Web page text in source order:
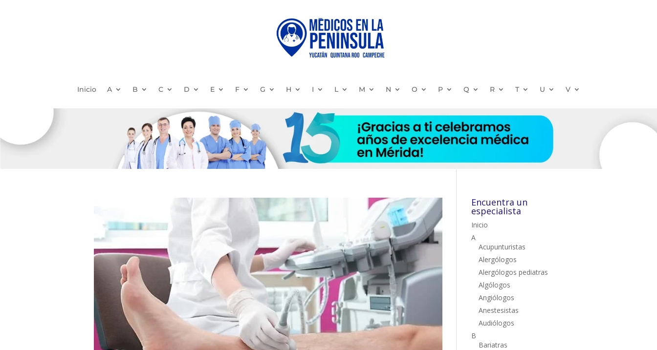
Inicio A B C D E F G H I L M N O P Q R T U V
Encuentra un
especialista
Inicio
A
Acupunturistas
Alergólogos
Alergólogos pediatras
Algólogos
Angiólogos
Anestesistas
Audiólogos
B
Bariatras